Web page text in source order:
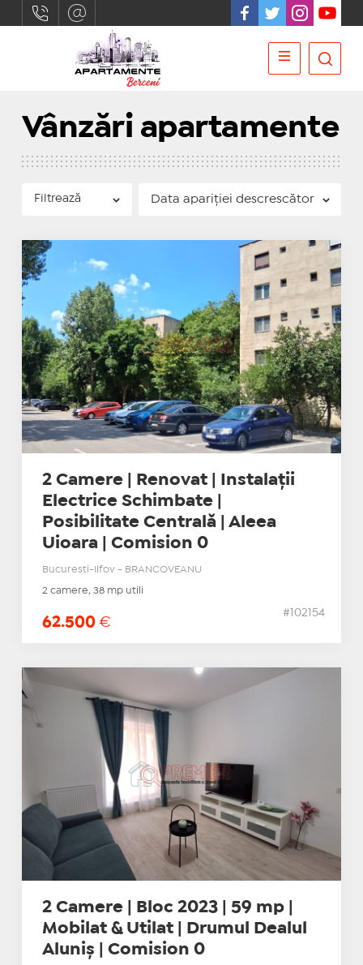
Vânzări apartamente
Filtrează
2 Camere | Renovat | Instalații
Electrice Schimbate |
Posibilitate Centrală | Aleea
Uioara | Comision 0
Bucuresti-Ilfov - BRANCOVEANU
2 camere, 38 mp utili
62.500 €
#102154
2 Camere | Bloc 2023 | 59 mp |
Mobilat & Utilat | Drumul Dealul
Aluniș | Comision 0